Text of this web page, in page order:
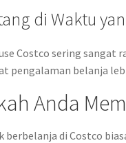
di Waktu
Costco sering sangat
pengalaman belanja
Anda
berbelanja di Costco